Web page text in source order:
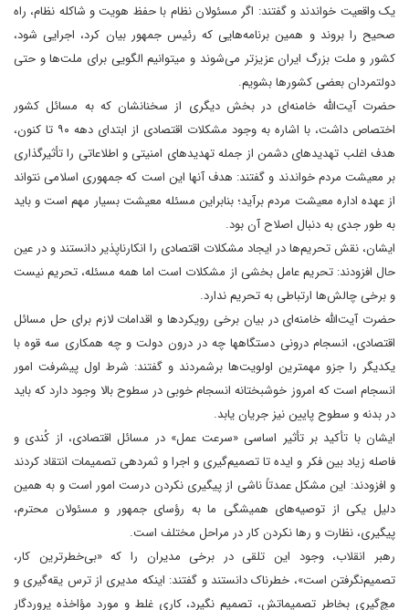
یک واقعیت خواندند و گفتند: اگر مسئولان نظام با حفظ هویت و شاکله نظام، راه
صحیح را بروند و همین برنامه‌هایی که رئیس جمهور بیان کرد، اجرایی شود،
کشور و ملت بزرگ ایران عزیز‌تر می‌شوند و میتوانیم الگویی برای ملت‌ها و حتی
دولتمردان بعضی کشورها بشویم.
حضرت آیت‌الله خامنه‌ای در بخش دیگری از سخنانشان که به مسائل کشور
اختصاص داشت، با اشاره به وجود مشکلات اقتصادی از ابتدای دهه ۹۰ تا کنون،
هدف اغلب تهدیدهای دشمن از جمله تهدیدهای امنیتی و اطلاعاتی را تأثیرگذاری
بر معیشت مردم خواندند و گفتند: هدف آنها این است که جمهوری اسلامی نتواند
از عهده اداره معیشت مردم برآید؛ بنابراین مسئله معیشت بسیار مهم است و باید
به طور جدی به دنبال اصلاح آن بود.
ایشان، نقش تحریم‌ها در ایجاد مشکلات اقتصادی را انکارناپذیر دانستند و در عین
حال افزودند: تحریم عامل بخشی از مشکلات است اما همه مسئله، تحریم نیست
و برخی چالش‌ها ارتباطی به تحریم ندارد.
حضرت آیت‌الله خامنه‌ای در بیان برخی رویکردها و اقدامات لازم برای حل مسائل
اقتصادی، انسجام درونی دستگاهها چه در درون دولت و چه همکاری سه قوه با
یکدیگر را جزو مهمترین اولویت‌ها برشمردند و گفتند: شرط اول پیشرفت امور
انسجام است که امروز خوشبختانه انسجام خوبی در سطوح بالا وجود دارد که باید
در بدنه و سطوح پایین نیز جریان یابد.
ایشان با تأکید بر تأثیر اساسی «سرعت عمل» در مسائل اقتصادی، از کُندی و
فاصله زیاد بین فکر و ایده تا تصمیم‌گیری و اجرا و ثمردهی تصمیمات انتقاد کردند
و افزودند: این مشکل عمدتاً ناشی از پیگیری نکردن درست امور است و به همین
دلیل یکی از توصیه‌های همیشگی ما به رؤسای جمهور و مسئولان محترم،
پیگیری، نظارت و رها نکردن کار در مراحل مختلف است.
رهبر انقلاب، وجود این تلقی در برخی مدیران را که «بی‌خطرترین کار،
تصمیم‌نگرفتن است»، خطرناک دانستند و گفتند: اینکه مدیری از ترس یقه‌گیری و
مچ‌گیری بخاطر تصمیماتش، تصمیم نگیرد، کاری غلط و مورد مؤاخذه پروردگار